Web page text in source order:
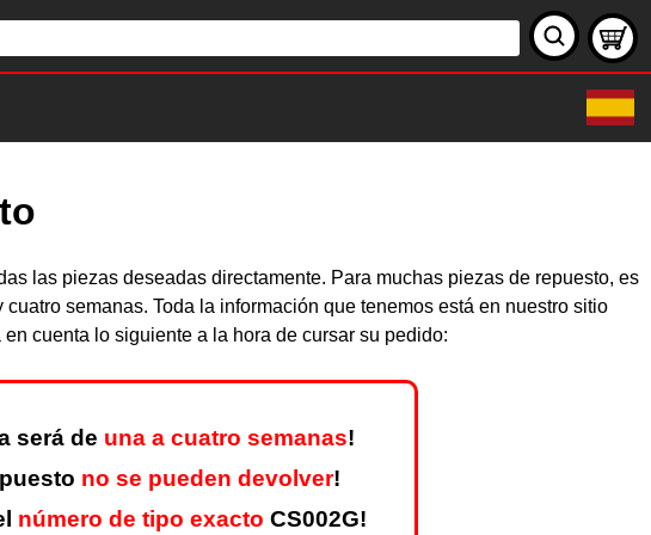
las piezas deseadas directamente. Para muchas piezas de repuesto, es
semanas. Toda la información que tenemos está en nuestro sitio
cuenta lo siguiente a la hora de cursar su pedido:
será de una a cuatro semanas!
no se pueden devolver!
número de tipo exacto CS002G!